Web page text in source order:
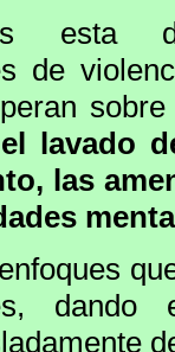
esta
de
lavado
las
dando